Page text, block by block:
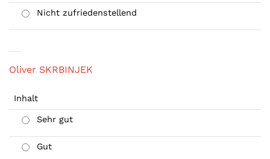
Nicht zufriedenstellend
Oliver SKRBINJEK
Inhalt
Sehr gut
Gut